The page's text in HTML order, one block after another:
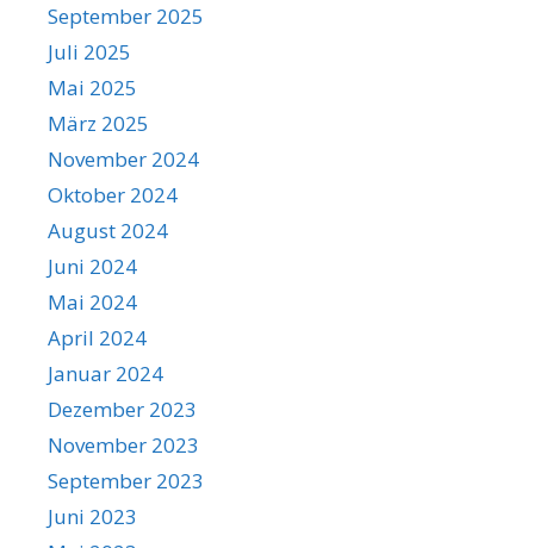
September 2025
Juli 2025
Mai 2025
März 2025
November 2024
Oktober 2024
August 2024
Juni 2024
Mai 2024
April 2024
Januar 2024
Dezember 2023
November 2023
September 2023
Juni 2023